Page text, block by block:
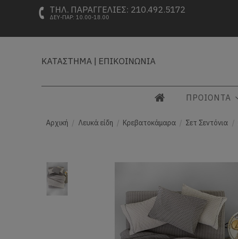
ΤΗΛ. ΠΑΡΑΓΓΕΛΙΕΣ: 210.492.5172
ΔΕΥ-ΠΑΡ: 10.00-18.00
ΚΑΤΑΣΤΗΜΑ | ΕΠΙΚΟΙΝΩΝΙΑ
ΠΡΟΙΟΝΤΑ
Αρχική Λευκά είδη Κρεβατοκάμαρα Σετ Σεντόνια